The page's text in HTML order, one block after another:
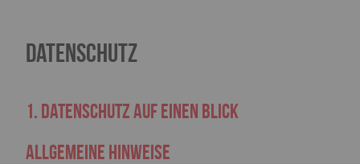
Datenschutz
1. Datenschutz auf einen Blick
Allgemeine Hinweise